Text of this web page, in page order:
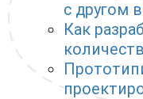
с другом
Как